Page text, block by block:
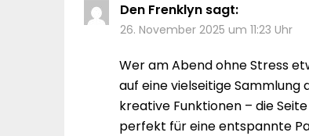
Den Frenklyn sagt:
26. November 2025 um 11:23 Uhr
Wer am Abend ohne Stress
auf eine vielseitige Sammlung
kreative Funktionen – die
perfekt für eine entspannte